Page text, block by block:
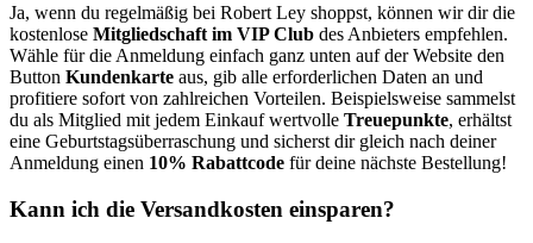
Ja, wenn du regelmäßig bei Robert Ley shoppst, können wir dir die
kostenlose Mitgliedschaft im VIP Club des Anbieters empfehlen.
Wähle für die Anmeldung einfach ganz unten auf der Website den
Button Kundenkarte aus, gib alle erforderlichen Daten an und
profitiere sofort von zahlreichen Vorteilen. Beispielsweise sammelst
du als Mitglied mit jedem Einkauf wertvolle Treuepunkte, erhältst
eine Geburtstagsüberraschung und sicherst dir gleich nach deiner
Anmeldung einen 10% Rabattcode für deine nächste Bestellung!
Kann ich die Versandkosten einsparen?